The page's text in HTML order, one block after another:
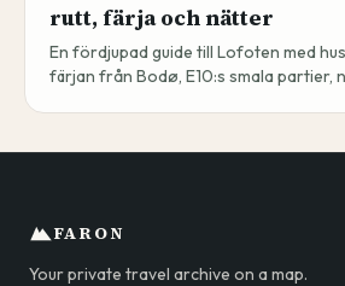
rutt, färja och nätter
En fördjupad guide till Lofoten med
färjan från Bodø, E10:s smala partier,
FARON
Your private travel archive on a map.